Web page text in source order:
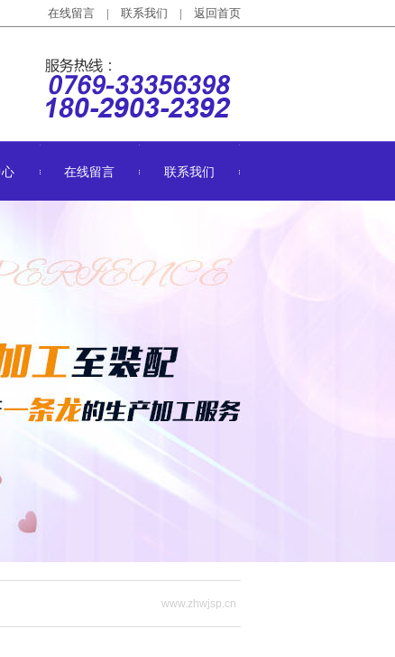
在线留言 | 联系我们 | 返回首页
在线留言 联系我们
www.zhwjsp.cn